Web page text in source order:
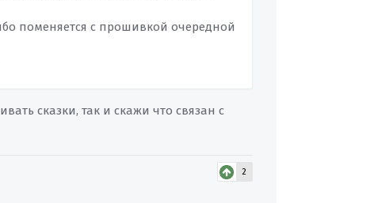
поменяется с прошивкой очередной
сказки, так и скажи что связан с
2